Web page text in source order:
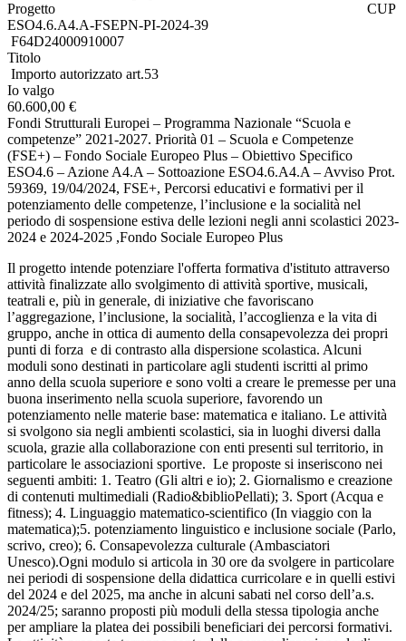
Progetto CUP
ESO4.6.A4.A-FSEPN-PI-2024-39
F64D24000910007
Titolo
Importo autorizzato art.53
Io valgo
60.600,00 €
Fondi Strutturali Europei – Programma Nazionale “Scuola e
competenze” 2021-2027. Priorità 01 – Scuola e Competenze
(FSE+) – Fondo Sociale Europeo Plus – Obiettivo Specifico
ESO4.6 – Azione A4.A – Sottoazione ESO4.6.A4.A – Avviso Prot.
59369, 19/04/2024, FSE+, Percorsi educativi e formativi per il
potenziamento delle competenze, l’inclusione e la socialità nel
periodo di sospensione estiva delle lezioni negli anni scolastici 2023-
2024 e 2024-2025 ,Fondo Sociale Europeo Plus
Il progetto intende potenziare l'offerta formativa d'istituto attraverso
attività finalizzate allo svolgimento di attività sportive, musicali,
teatrali e, più in generale, di iniziative che favoriscano
l’aggregazione, l’inclusione, la socialità, l’accoglienza e la vita di
gruppo, anche in ottica di aumento della consapevolezza dei propri
punti di forza e di contrasto alla dispersione scolastica. Alcuni
moduli sono destinati in particolare agli studenti iscritti al primo
anno della scuola superiore e sono volti a creare le premesse per una
buona inserimento nella scuola superiore, favorendo un
potenziamento nelle materie base: matematica e italiano. Le attività
si svolgono sia negli ambienti scolastici, sia in luoghi diversi dalla
scuola, grazie alla collaborazione con enti presenti sul territorio, in
particolare le associazioni sportive. Le proposte si inseriscono nei
seguenti ambiti: 1. Teatro (Gli altri e io); 2. Giornalismo e creazione
di contenuti multimediali (Radio&biblioPellati); 3. Sport (Acqua e
fitness); 4. Linguaggio matematico-scientifico (In viaggio con la
matematica);5. potenziamento linguistico e inclusione sociale (Parlo,
scrivo, creo); 6. Consapevolezza culturale (Ambasciatori
Unesco).Ogni modulo si articola in 30 ore da svolgere in particolare
nei periodi di sospensione della didattica curricolare e in quelli estivi
del 2024 e del 2025, ma anche in alcuni sabati nel corso dell’a.s.
2024/25; saranno proposti più moduli della stessa tipologia anche
per ampliare la platea dei possibili beneficiari dei percorsi formativi.